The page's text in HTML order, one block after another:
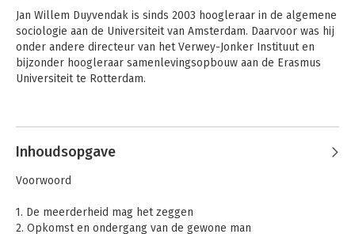
De macht der
En nou mag ik even!
Jan Willem Duyvendak is sinds 2003 hoogleraar in de algemene
sociologie aan de Universiteit van Amsterdam. Daarvoor was hij
onder andere directeur van het Verwey-Jonker Instituut en
bijzonder hoogleraar samenlevingsopbouw aan de Erasmus
Universiteit te Rotterdam.
Andere boeken door Jan Willem
Duyvendak
Inhoudsopgave
Voorwoord
1. De meerderheid mag het zeggen
2. Opkomst en ondergang van de gewone man